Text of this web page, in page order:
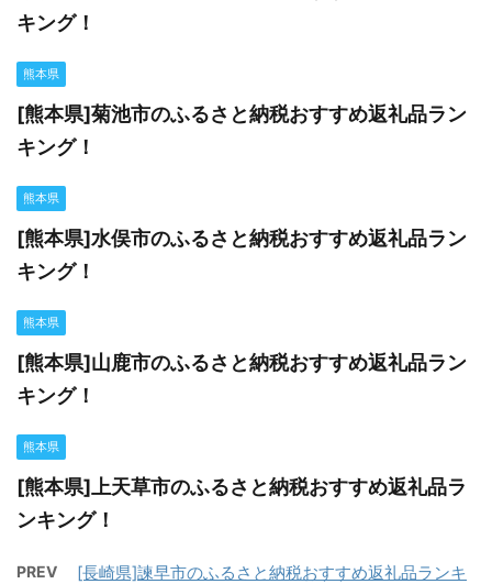
キング！
熊本県
[熊本県]菊池市のふるさと納税おすすめ返礼品ラン
キング！
熊本県
[熊本県]水俣市のふるさと納税おすすめ返礼品ラン
キング！
熊本県
[熊本県]山鹿市のふるさと納税おすすめ返礼品ラン
キング！
熊本県
[熊本県]上天草市のふるさと納税おすすめ返礼品ラ
ンキング！
PREV
[長崎県]諫早市のふるさと納税おすすめ返礼品ランキ